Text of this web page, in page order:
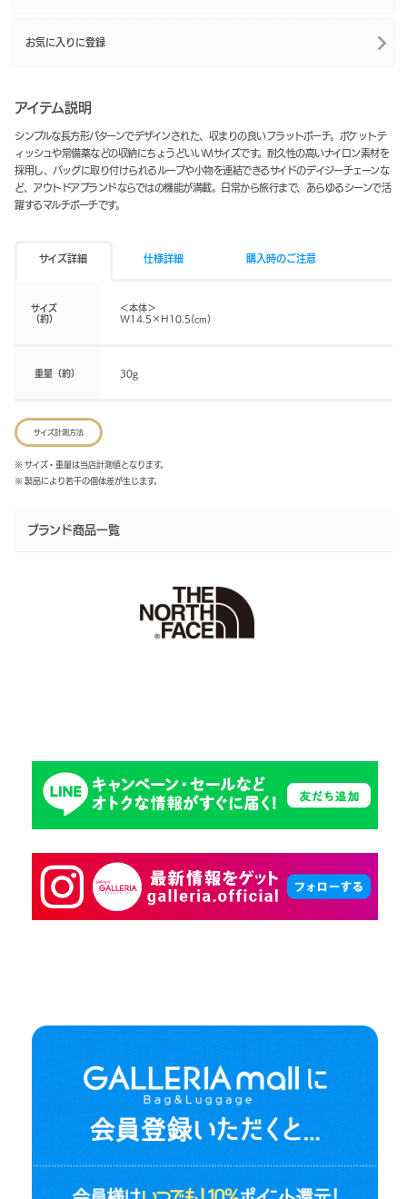
お気に入りに登録
アイテム説明
シンプルな長方形パターンでデザインされた、収まりの良いフラットポーチ。ポケットテ
ィッシュや常備薬などの収納にちょうどいいMサイズです。耐久性の高いナイロン素材を
採用し、バッグに取り付けられるループや小物を連結できるサイドのデイジーチェーンな
ど、アウトドアブランドならではの機能が満載。日常から旅行まで、あらゆるシーンで活
躍するマルチポーチです。
サイズ詳細 仕様詳細 購入時のご注意
サイズ
（約）
＜本体＞
W14.5×H10.5(cm)
重量（約） 30g
サイズ計測方法
※ サイズ・重量は当店計測値となります。
※ 製品により若干の個体差が生じます。
ブランド商品一覧